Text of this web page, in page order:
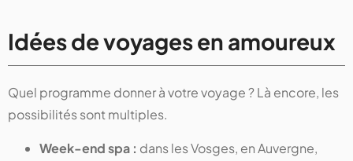
Idées de voyages en amoureux
Quel programme donner à votre voyage ? Là encore, les
possibilités sont multiples.
Week-end spa : dans les Vosges, en Auvergne,